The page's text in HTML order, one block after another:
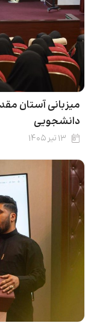
میزبانی آستان
دانشجویی
۱۳ تیر ۱۴۰۵